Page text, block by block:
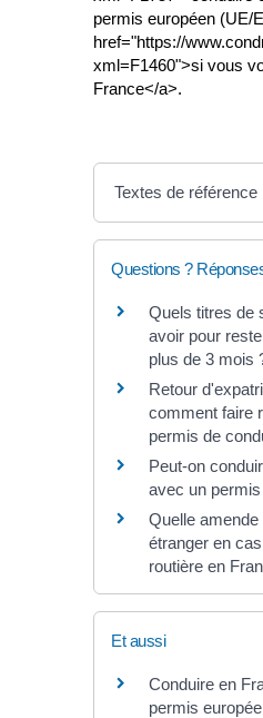
permis européen (UE/
href="https://
xml=F1460">si vous
France</a>.
Textes de référence
Questions ?
Quels titres de
avoir pour
plus de 3 mois
Retour
comment faire
permis de
Peut-on
avec un
Quelle amende
étranger en
routière en
Et aussi
Conduire en
permis